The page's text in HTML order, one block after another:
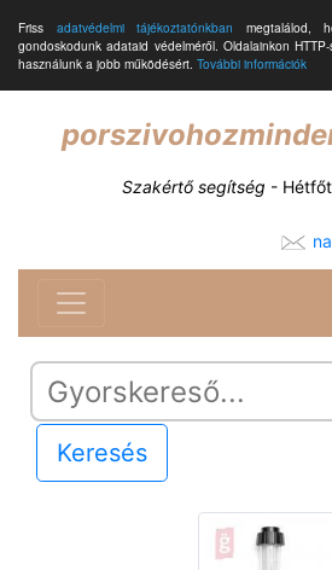
Friss adatvédelmi tájékoztatónkban megtalálod,
gondoskodunk adataid védelméről. Oldalainkon
használunk a jobb működésért. További információk
Szakértő segítség -
Keresés